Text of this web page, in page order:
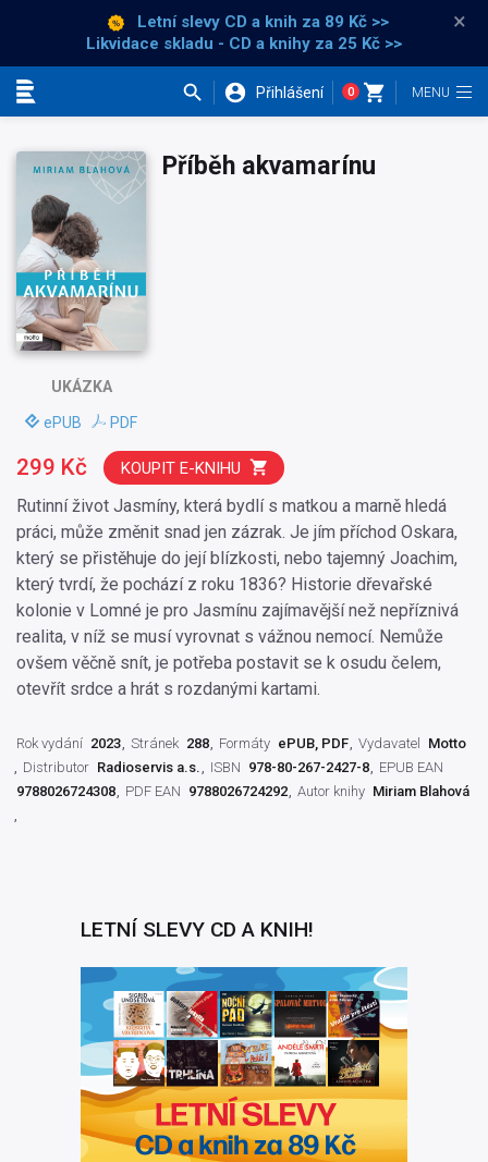
Letní slevy CD a knih za 89 Kč >>
Likvidace skladu - CD a knihy za 25 Kč >>
×
Přihlášení 0
UKÁZKA
ePUB PDF
Příběh akvamarínu
Rutinní život Jasmíny, která bydlí s matkou a marně hledá
práci, může změnit snad jen zázrak. Je jím příchod Oskara,
který se přistěhuje do její blízkosti, nebo tajemný Joachim,
který tvrdí, že pochází z roku 1836? Historie dřevařské
kolonie v Lomné je pro Jasmínu zajímavější než nepříznivá
realita, v níž se musí vyrovnat s vážnou nemocí. Nemůže
ovšem věčně snít, je potřeba postavit se k osudu čelem,
otevřít srdce a hrát s rozdanými kartami.
299 Kč KOUPIT E-KNIHU
Rok vydání 2023 Stránek 288 Formáty ePUB, PDF Vydavatel Motto
Distributor Radioservis a.s. ISBN 978-80-267-2427-8
EPUB EAN
9788026724308
PDF EAN 9788026724292 Autor knihy Miriam Blahová
LETNÍ SLEVY CD A KNIH!